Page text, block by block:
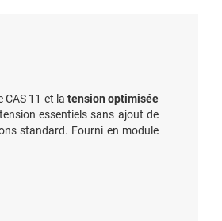
11 et la tension optimisée
essentiels sans ajout de
standard. Fourni en module